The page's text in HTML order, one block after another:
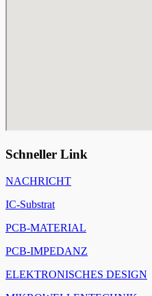
Schneller Link
NACHRICHT
IC-Substrat
PCB-MATERIAL
PCB-IMPEDANZ
ELEKTRONISCHES DESIGN